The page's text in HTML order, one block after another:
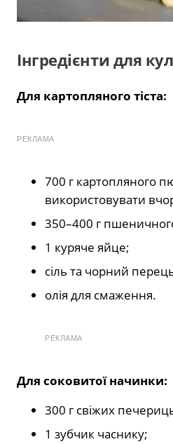
Інгредієнти для
Для картопляного тіста:
РЕКЛАМА
700 г картопляного
використовувати
350–400 г
1 куряче яйце;
сіль та чорний
олія для смаження.
РЕКЛАМА
Для соковитої начинки:
300 г свіжих
1 зубчик часнику;